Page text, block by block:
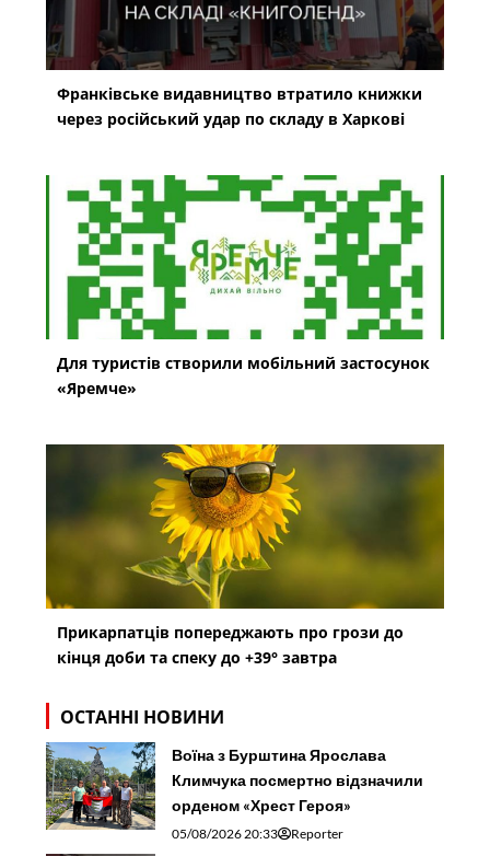
Франківське видавництво втратило книжки
через російський удар по складу в Харкові
Для туристів створили мобільний застосунок
«Яремче»
Прикарпатців попереджають про грози до
кінця доби та спеку до +39° завтра
ОСТАННІ НОВИНИ
Воїна з Бурштина Ярослава
Климчука посмертно відзначили
орденом «Хрест Героя»
05/08/2026 20:33 Reporter